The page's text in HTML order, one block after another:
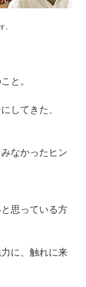
。
と。
してきた、
なかったヒン
思っている方
に、触れに来